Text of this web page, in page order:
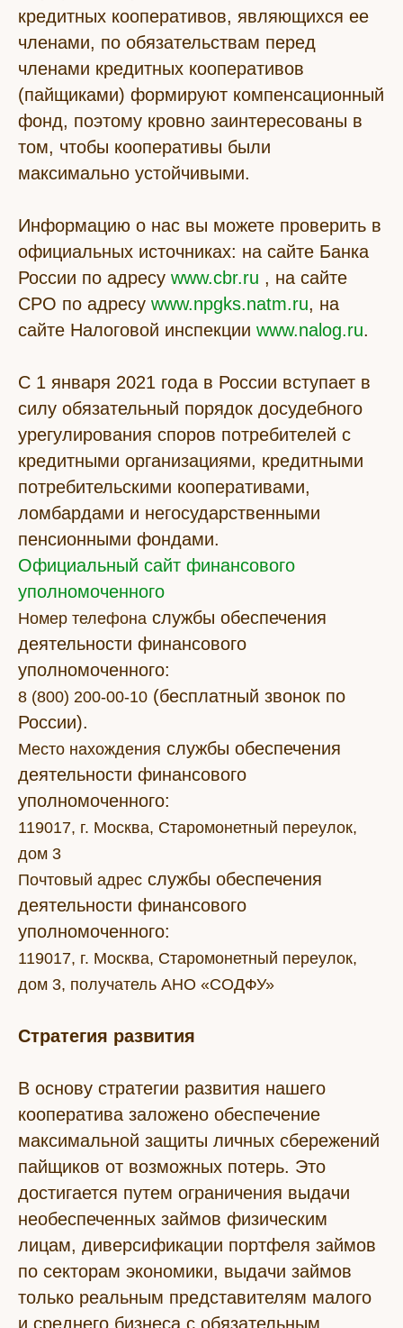
кредитных кооперативов, являющихся ее
членами, по обязательствам перед
членами кредитных кооперативов
(пайщиками) формируют компенсационный
фонд, поэтому кровно заинтересованы в
том, чтобы кооперативы были
максимально устойчивыми.
Информацию о нас вы можете проверить в
официальных источниках: на сайте Банка
России по адресу www.cbr.ru , на сайте
СРО по адресу www.npgks.natm.ru, на
сайте Налоговой инспекции www.nalog.ru.
С 1 января 2021 года в России вступает в
силу обязательный порядок досудебного
урегулирования споров потребителей с
кредитными организациями, кредитными
потребительскими кооперативами,
ломбардами и негосударственными
пенсионными фондами.
Официальный сайт финансового
уполномоченного
Номер телефона службы обеспечения
деятельности финансового
уполномоченного:
8 (800) 200-00-10 (бесплатный звонок по
России).
Место нахождения службы обеспечения
деятельности финансового
уполномоченного:
119017, г. Москва, Старомонетный переулок,
дом 3
Почтовый адрес службы обеспечения
деятельности финансового
уполномоченного:
119017, г. Москва, Старомонетный переулок,
дом 3, получатель АНО «СОДФУ»
Стратегия развития
В основу стратегии развития нашего
кооператива заложено обеспечение
максимальной защиты личных сбережений
пайщиков от возможных потерь. Это
достигается путем ограничения выдачи
необеспеченных займов физическим
лицам, диверсификации портфеля займов
по секторам экономики, выдачи займов
только реальным представителям малого
и среднего бизнеса с обязательным